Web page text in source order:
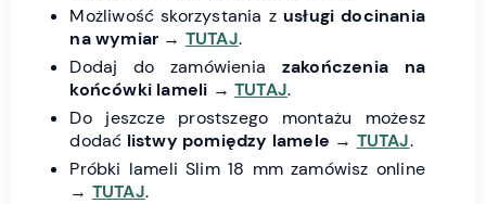
Możliwość skorzystania z usługi docinania
na wymiar → TUTAJ.
Dodaj do zamówienia zakończenia na
końcówki lameli → TUTAJ.
Do jeszcze prostszego montażu możesz
dodać listwy pomiędzy lamele → TUTAJ.
Próbki lameli Slim 18 mm zamówisz online
→ TUTAJ.